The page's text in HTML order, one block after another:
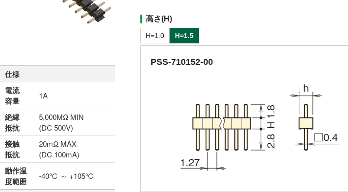
仕様
電流
容量
1A
絶縁
抵抗
5,000MΩ MIN
(DC 500V)
接触
抵抗
20mΩ MAX
(DC 100mA)
動作温
度範囲
-40℃ ～ +105℃
高さ(H)
H=1.0 H=1.5
PSS-710152-00